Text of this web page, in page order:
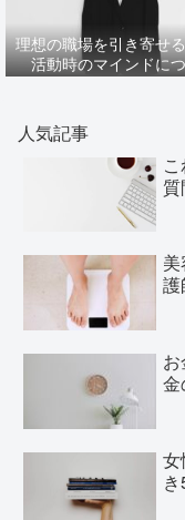
理想の職場を引き寄せ
活動時のマインドに
人気記事
質
護